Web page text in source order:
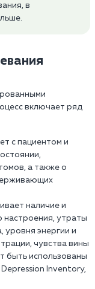
в
включает ряд
с пациентом и
а также о
наличие и
настроения, утраты
уровня энергии и
чувства вины
быть использованы
Inventory,